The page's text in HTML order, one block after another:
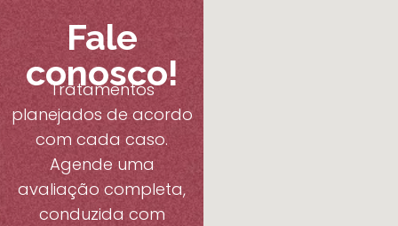
Fale
conosco!
Tratamentos
planejados de acordo
com cada caso.
Agende uma
avaliação completa,
conduzida com